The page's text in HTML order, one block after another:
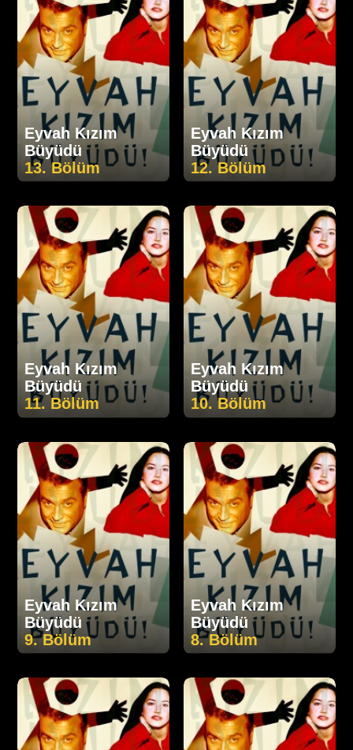
Eyvah Kızım
Büyüdü
13. Bölüm
Eyvah Kızım
Büyüdü
12. Bölüm
Eyvah Kızım
Büyüdü
11. Bölüm
Eyvah Kızım
Büyüdü
10. Bölüm
Eyvah Kızım
Büyüdü
9. Bölüm
Eyvah Kızım
Büyüdü
8. Bölüm